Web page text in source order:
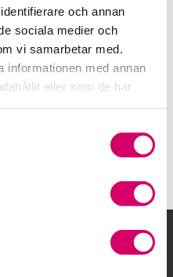
och annan
sociala medier och
vi samarbetar med.
informationen med annan
eller som de har